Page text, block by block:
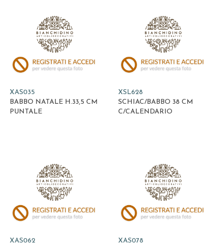
XAS035
BABBO NATALE H.33,5 CM
PUNTALE
XSL628
SCHIAC/BABBO 38 CM
C/CALENDARIO
XAS062
XAS078